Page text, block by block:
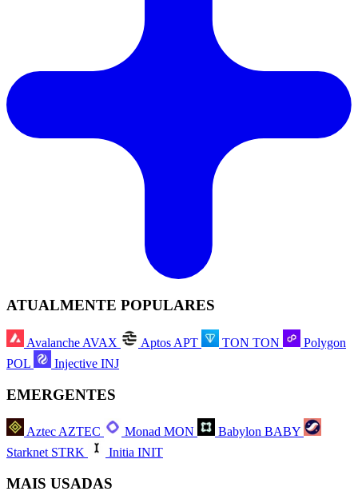
ATUALMENTE POPULARES
Avalanche AVAX Aptos APT TON TON
Polygon
POL
Injective INJ
EMERGENTES
AztecAZTEC Monad MON Babylon BABY
Starknet STRK Initia INIT
MAIS USADAS